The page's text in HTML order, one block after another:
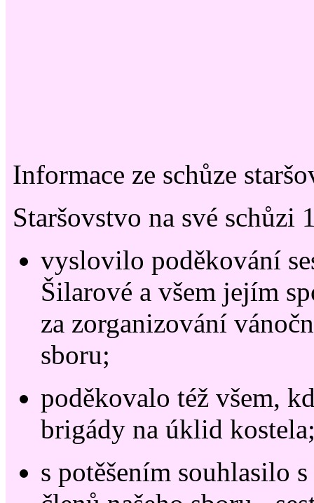
Informace ze schůze
Staršovstvo na své schůzi
vyslovilo poděkování
Šilarové a všem jejím
za zorganizování
sboru;
poděkovalo též všem,
brigády na úklid
s potěšením souhlasilo